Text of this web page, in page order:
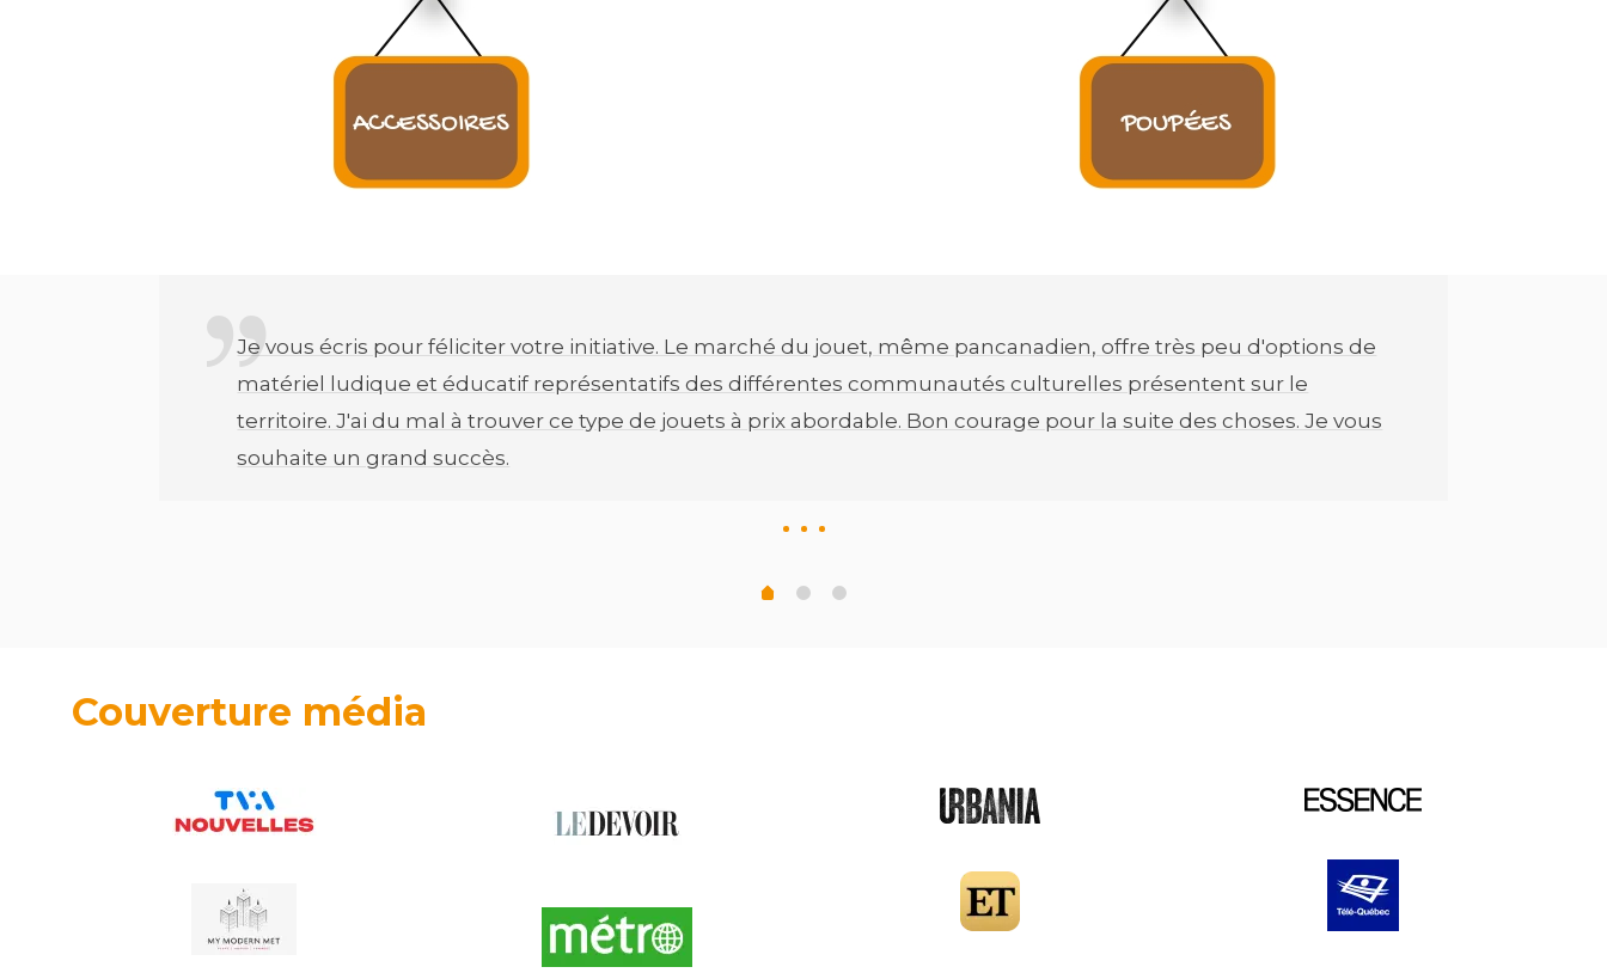
Je vous écris pour féliciter votre initiative. Le marché du jouet, même pancanadien, offre très peu d'options de
matériel ludique et éducatif représentatifs des différentes communautés culturelles présentent sur le
territoire. J'ai du mal à trouver ce type de jouets à prix abordable. Bon courage pour la suite des choses. Je vous
souhaite un grand succès.
Couverture média